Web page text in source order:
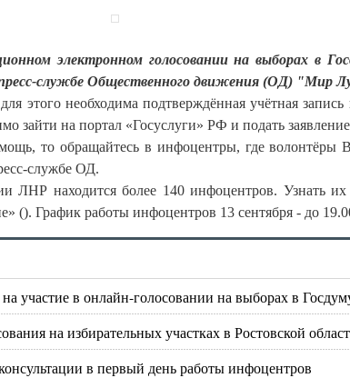
электронном голосовании на выборах в
службе Общественного движения (ОД) "Мир
этого необходима подтверждённая учётная запись
зайти на портал «Госуслуги» РФ и подать
то обращайтесь в инфоцентры, где волонтёры
службе ОД.
ЛНР находится более 140 инфоцентров. Узнать
График работы инфоцентров 13 сентября - до
участие в онлайн-голосовании на выборах в
на избирательных участках в Ростовской
в первый день работы инфоцентров